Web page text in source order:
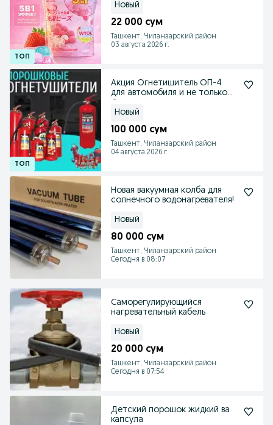
Новый
22 000 сум
Ташкент, Чиланзарский район
03 августа 2026 г.
Акция Огнетишитель ОП-4
для автомобиля и не только
Новый
100 000 сум
Ташкент, Чиланзарский район
04 августа 2026 г.
Новая вакуумная колба для
солнечного водонагревателя!
Новый
80 000 сум
Ташкент, Чиланзарский район
Сегодня в 08:07
Саморегулирующийся
нагревательный кабель
Новый
20 000 сум
Ташкент, Чиланзарский район
Сегодня в 07:54
Детский порошок жидкий ва
капсула